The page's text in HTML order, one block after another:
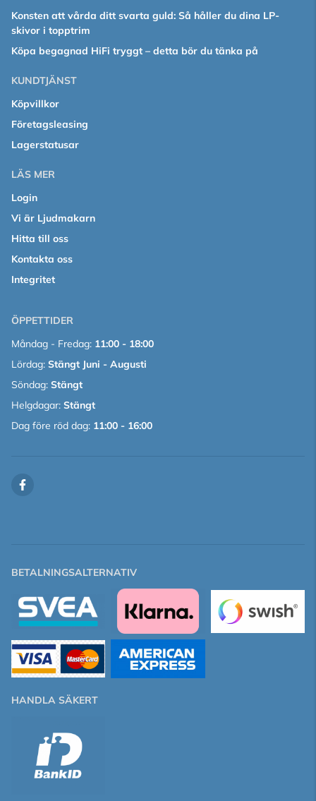
Konsten att vårda ditt svarta guld: Så håller du dina LP-
skivor i topptrim
Köpa begagnad HiFi tryggt – detta bör du tänka på
KUNDTJÄNST
Köpvillkor
Företagsleasing
Lagerstatusar
LÄS MER
Login
Vi är Ljudmakarn
Hitta till oss
Kontakta oss
Integritet
ÖPPETTIDER
Måndag - Fredag: 11:00 - 18:00
Lördag: Stängt Juni - Augusti
Söndag: Stängt
Helgdagar: Stängt
Dag före röd dag: 11:00 - 16:00
BETALNINGSALTERNATIV
HANDLA SÄKERT